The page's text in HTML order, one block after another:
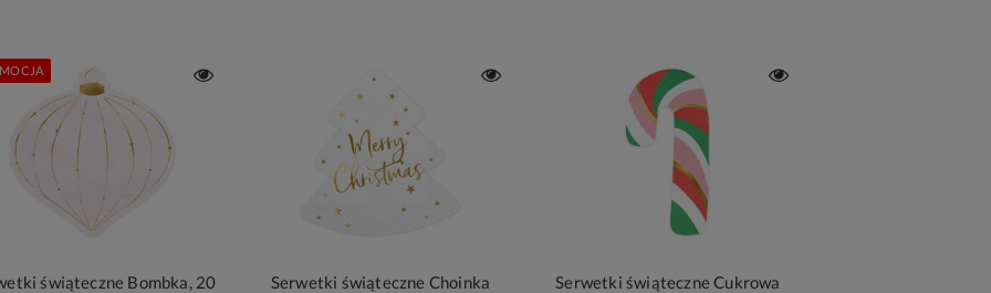
świąteczne Bombka, 20
Serwetki świąteczne Choinka
Serwetki świąteczne Cukrowa